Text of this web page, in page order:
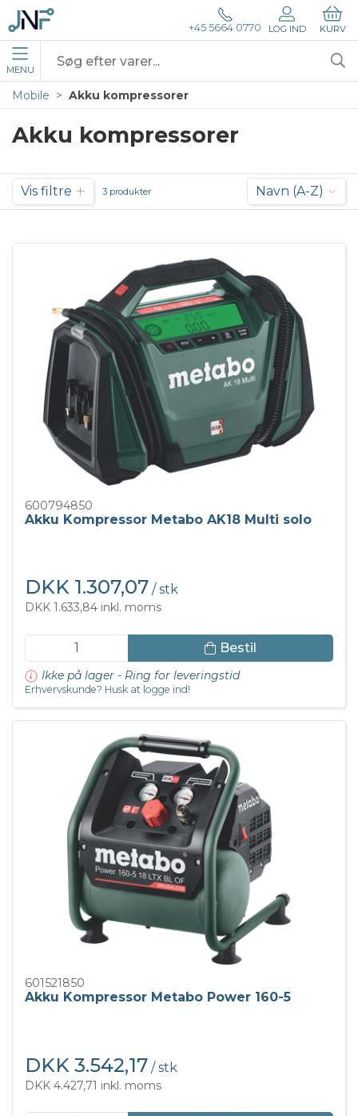
+45 5664 0770 LOG IND KURV
MENU
Mobile Akku kompressorer
Akku kompressorer
Vis filtre 3 produkter Navn (A-Z)
600794850
Akku Kompressor Metabo AK18 Multi solo
DKK 1.307,07 / stk
DKK 1.633,84 inkl. moms
Bestil
Ikke på lager - Ring for leveringstid
Erhvervskunde? Husk at logge ind!
601521850
Akku Kompressor Metabo Power 160-5
DKK 3.542,17 / stk
DKK 4.427,71 inkl. moms